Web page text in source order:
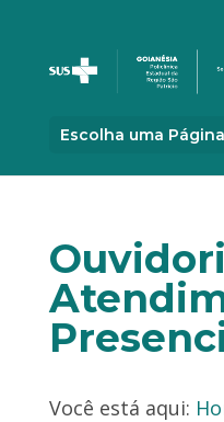
Escolha uma Página
Você está aqui: